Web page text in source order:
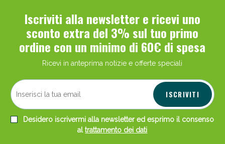
Iscriviti alla newsletter e ricevi uno
sconto extra del 3% sul tuo primo
ordine con un minimo di 60€ di spesa
Ricevi in anteprima notizie e offerte speciali
ISCRIVITI
Desidero iscrivermi alla newsletter ed esprimo il consenso
altrattamento dei dati